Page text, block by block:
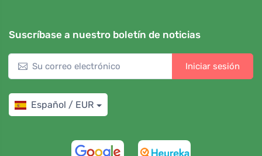
Suscríbase a nuestro boletín de noticias
Iniciar sesión
Español / EUR